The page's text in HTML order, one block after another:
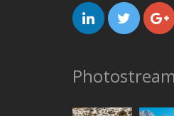
Photostream